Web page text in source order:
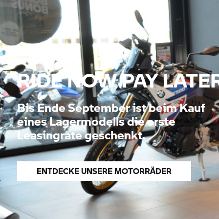
RIDE NOW PAY
Bis Ende September ist beim Kauf
eines Lagermodells die erste
Leasingrate geschenkt.
ENTDECKE UNSERE MOTORRÄDER